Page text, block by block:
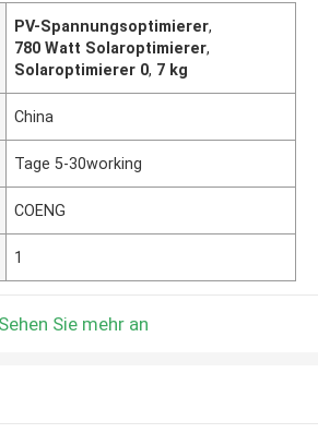
PV-Spannungsoptimierer,
780 Watt Solaroptimierer,
Solaroptimierer 0, 7 kg
China
Tage 5-30working
COENG
1
Sehen Sie mehr an